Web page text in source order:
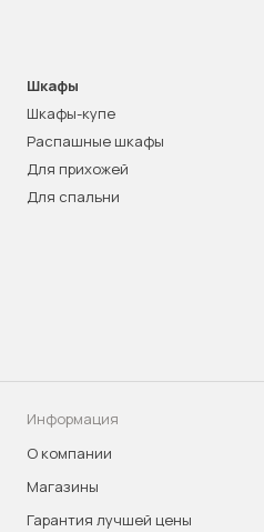
Шкафы
Шкафы-купе
Распашные шкафы
Для прихожей
Для спальни
Информация
О компании
Магазины
Гарантия лучшей цены